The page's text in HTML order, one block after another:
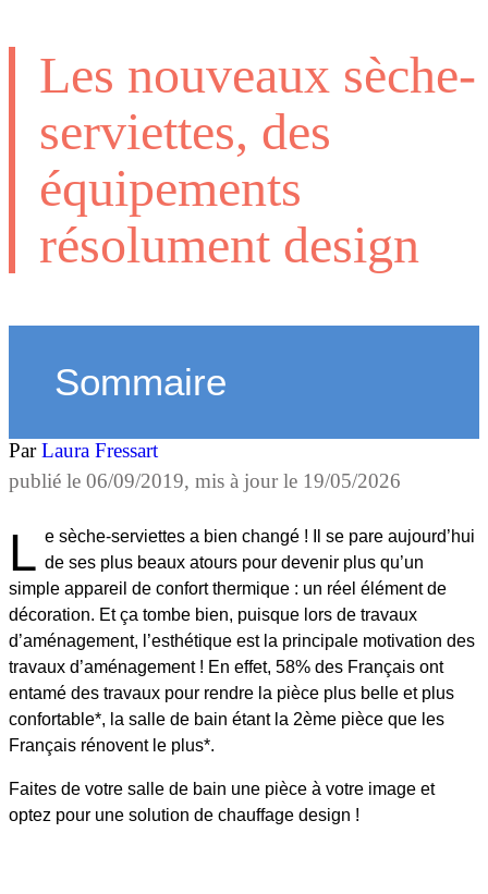
Les nouveaux sèche-
serviettes, des
équipements
résolument design
Sommaire
ParLaura Fressart
publié le 06/09/2019, mis à jour le 19/05/2026
L e sèche-serviettes a bien changé ! Il se pare aujourd’hui
de ses plus beaux atours pour devenir plus qu’un
simple appareil de confort thermique : un réel élément de
décoration. Et ça tombe bien, puisque lors de travaux
d’aménagement, l’esthétique est la principale motivation des
travaux d’aménagement ! En effet, 58% des Français ont
entamé des travaux pour rendre la pièce plus belle et plus
confortable*, la salle de bain étant la 2ème pièce que les
Français rénovent le plus*.
Faites de votre salle de bain une pièce à votre image et
optez pour une solution de chauffage design !